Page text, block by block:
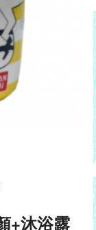
+沐浴露